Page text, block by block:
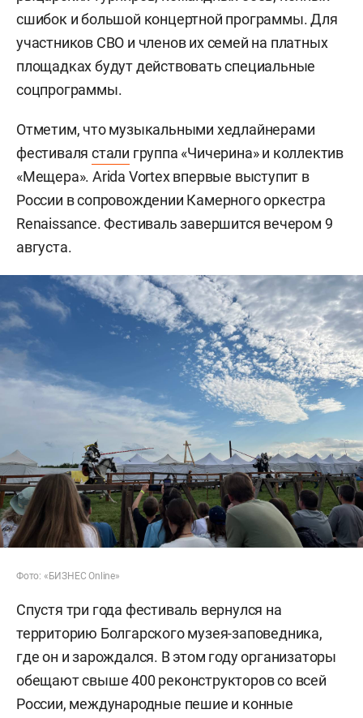
сшибок и большой концертной программы. Для
участников СВО и членов их семей на платных
площадках будут действовать специальные
соцпрограммы.
Отметим, что музыкальными хедлайнерами
фестивалястали группа «Чичерина» и коллектив
«Мещера». Arida Vortex впервые выступит в
России в сопровождении Камерного оркестра
Renaissance. Фестиваль завершится вечером 9
августа.
Фото: «БИЗНЕС Online»
Спустя три года фестиваль вернулся на
территорию Болгарского музея-заповедника,
где он и зарождался. В этом году организаторы
обещают свыше 400 реконструкторов со всей
России, международные пешие и конные